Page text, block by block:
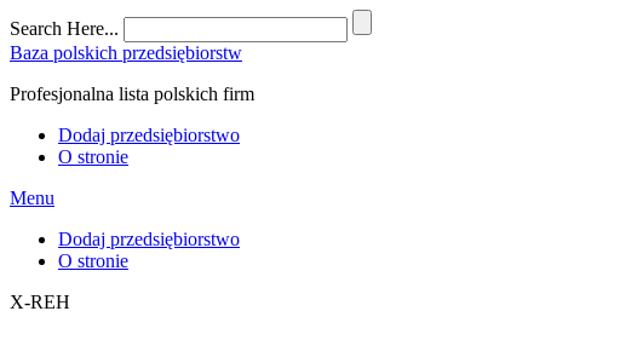
Search Here...
Baza polskich przedsiębiorstw
Profesjonalna lista polskich firm
Dodaj przedsiębiorstwo
O stronie
Menu
Dodaj przedsiębiorstwo
O stronie
X-REH